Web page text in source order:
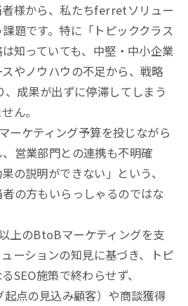
者様から、私たちferretソリュー
題です。特に「トピッククラス
知っていても、中堅・中小企業
やノウハウの不足から、戦略
、成果が出ずに停滞してしまう
ん。
ーケティング予算を投じながら
営業部門との連携も不明確
の説明ができない」という、
の方もいらっしゃるのではな
上のBtoBマーケティングを支
ーションの知見に基づき、トピ
SEO施策で終わらせず、
点の見込み顧客）や商談獲得